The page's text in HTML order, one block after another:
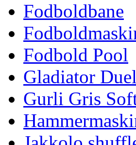
Fodboldbane
Fodbold Pool
Gladiator Duel
Gurli Gris